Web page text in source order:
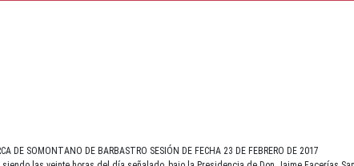
DE SOMONTANO DE BARBASTRO SESIÓN DE FECHA 23 DE FEBRERO DE 2017